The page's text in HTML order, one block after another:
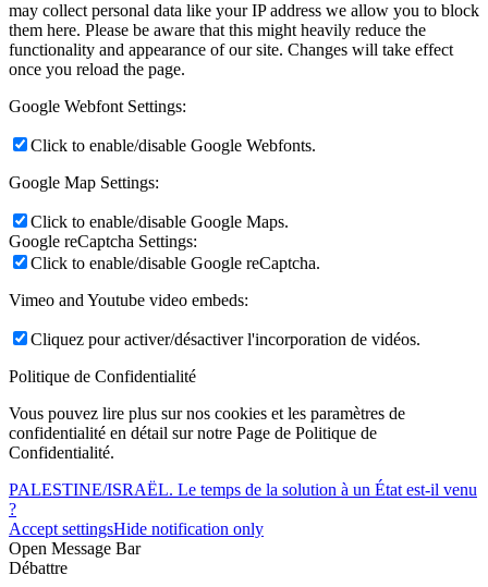
may collect personal data like your IP address we allow you to block
them here. Please be aware that this might heavily reduce the
functionality and appearance of our site. Changes will take effect
once you reload the page.
Google Webfont Settings:
Click to enable/disable Google Webfonts.
Google Map Settings:
Click to enable/disable Google Maps.
Google reCaptcha Settings:
Click to enable/disable Google reCaptcha.
Vimeo and Youtube video embeds:
Cliquez pour activer/désactiver l'incorporation de vidéos.
Politique de Confidentialité
Vous pouvez lire plus sur nos cookies et les paramètres de
confidentialité en détail sur notre Page de Politique de
Confidentialité.
PALESTINE/ISRAËL. Le temps de la solution à un État est-il venu
?
Accept settingsHide notification only
Open Message Bar
Débattre